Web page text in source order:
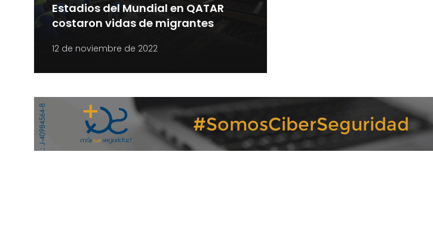
Estadios del Mundial en QATAR
costaron vidas de migrantes
12 de noviembre de 2022